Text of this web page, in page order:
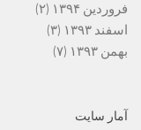
فروردین ۱۳۹۴
(۲)
اسفند ۱۳۹۳
(۳)
بهمن ۱۳۹۳
(۷)
آمار سایت